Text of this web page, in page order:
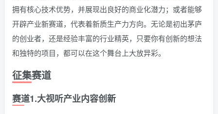
拥有核心技术优势，并展现出良好的商业化潜力；或者能够
开辟产业新赛道，代表着新质生产力方向。无论是初出茅庐
的创业者，还是经验丰富的行业精英，只要你有创新的想法
和独特的项目，都可以在这个舞台上大放异彩。
征集赛道
赛道1.大视听产业内容创新